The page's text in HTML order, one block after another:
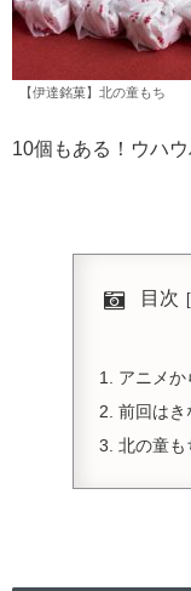
【伊達銘菓】北の童もち
10個もある！ウハウ
目次
アニメ
前回はき
北の童も